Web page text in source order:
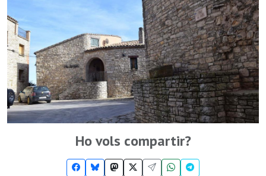
Ho vols compartir?